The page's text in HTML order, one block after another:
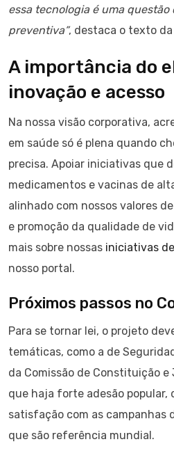
essa tecnologia é uma
preventiva”, destaca o texto
A importância do
inovação e acesso
Na nossa visão corporativa,
em saúde só é plena quando
precisa. Apoiar iniciativas que
medicamentos e vacinas de
alinhado com nossos valores
e promoção da qualidade de
mais sobre nossas iniciativas
nosso portal.
Próximos passos no
Para se tornar lei, o projeto
temáticas, como a de
da Comissão de Constituição
que haja forte adesão popular,
satisfação com as campanhas
que são referência mundial.